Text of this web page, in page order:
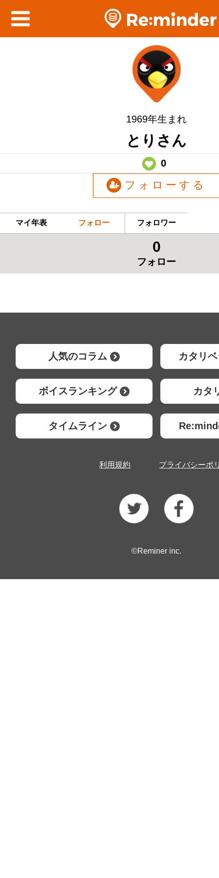
1969年生まれ
とりさん
0
フォローする
マイ年表 フォロー フォロワー
0
フォロー
人気のコラム カタリ
ボイスランキング カタ
タイムライン
利用規約 プライバシーポ
©Reminer inc.